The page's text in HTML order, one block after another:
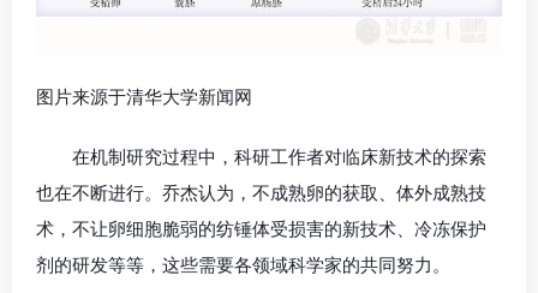
图片来源于清华大学新闻网
在机制研究过程中，科研工作者对临床新技术的探索
也在不断进行。乔杰认为，不成熟卵的获取、体外成熟技
术，不让卵细胞脆弱的纺锤体受损害的新技术、冷冻保护
剂的研发等等，这些需要各领域科学家的共同努力。